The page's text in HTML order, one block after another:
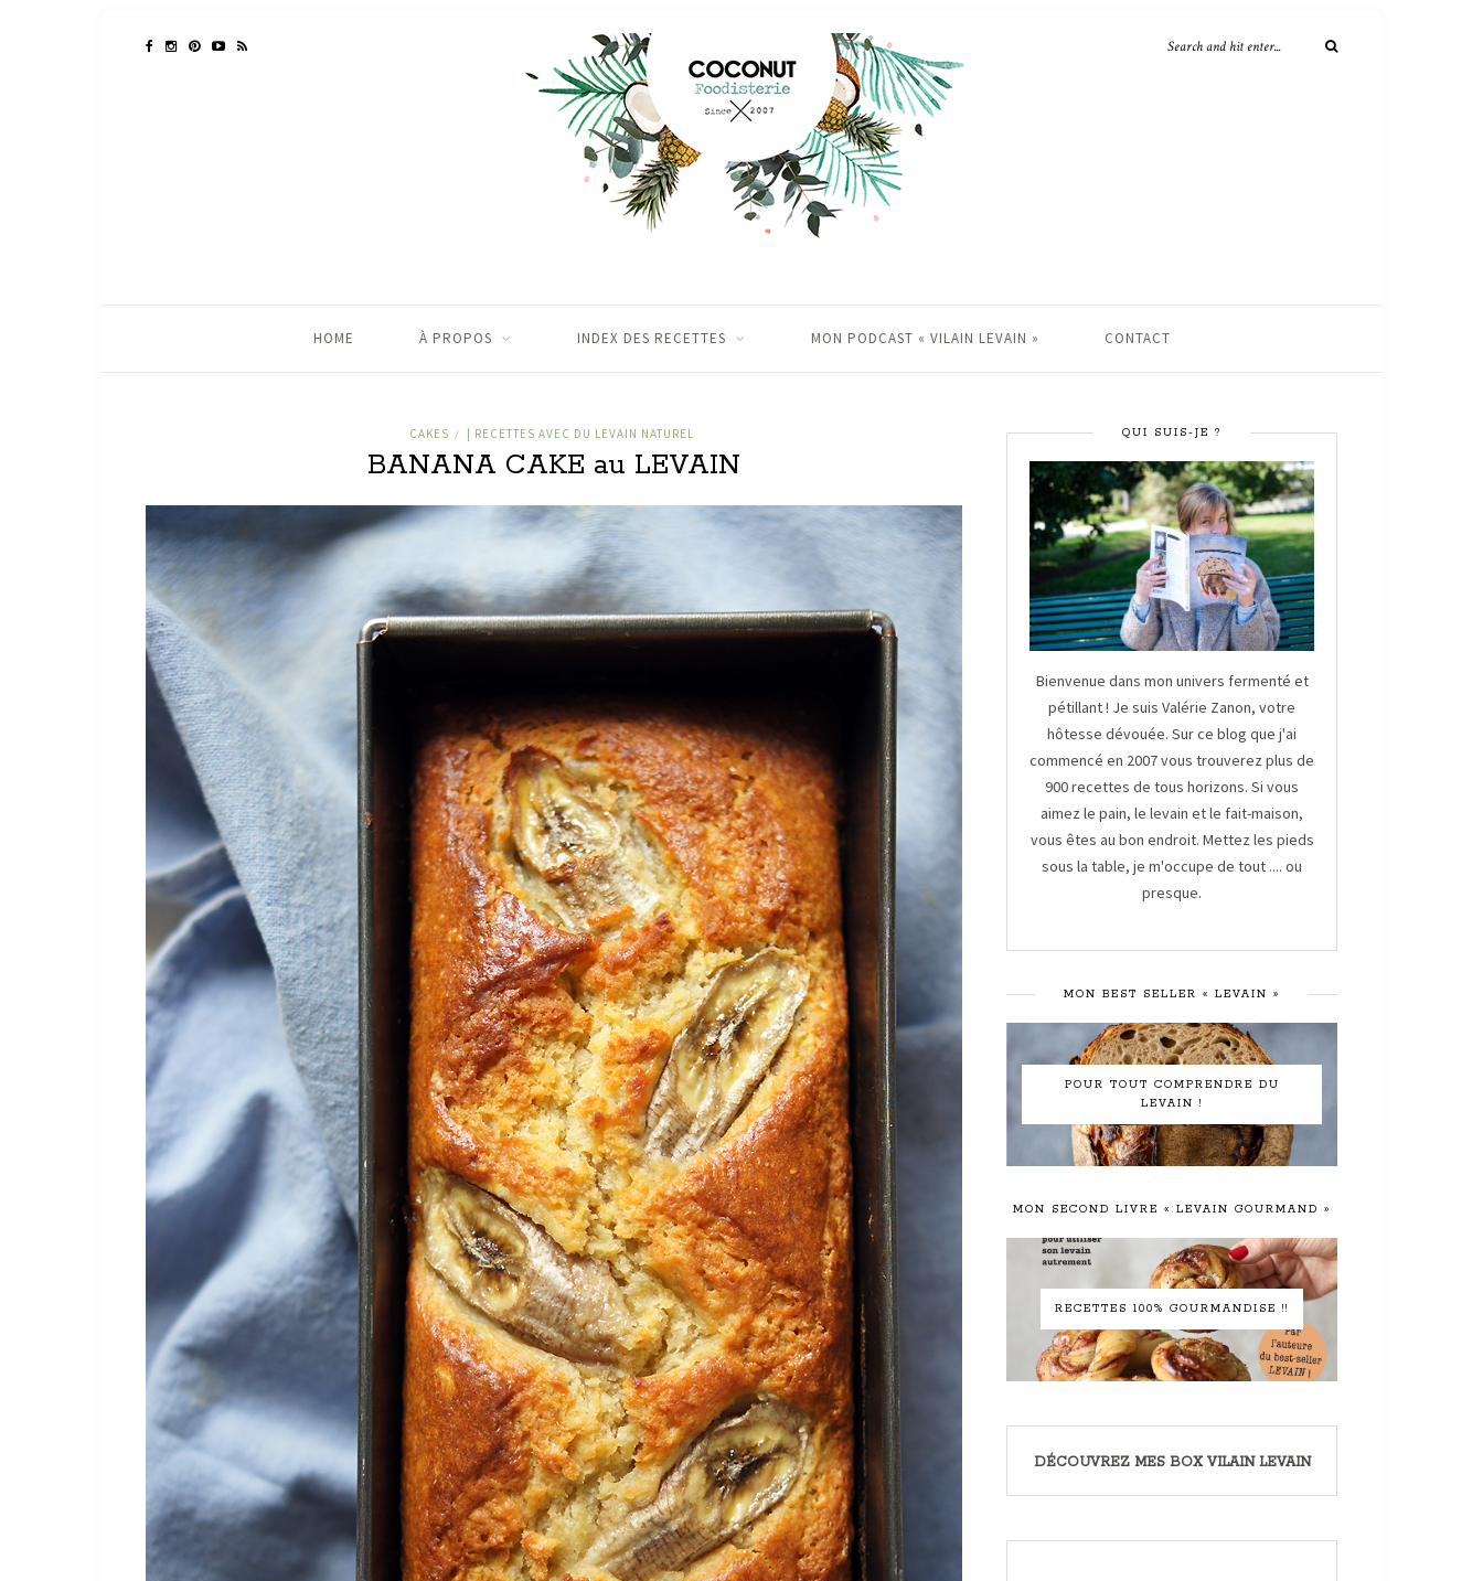
HOME À PROPOS INDEX DES RECETTES MON PODCAST « VILAIN LEVAIN » CONTACT
CAKES / | RECETTES AVEC DU LEVAIN NATUREL
BANANA CAKE au LEVAIN
QUI SUIS-JE ?
Bienvenue dans mon univers fermenté et
pétillant ! Je suis Valérie Zanon, votre
hôtesse dévouée. Sur ce blog que j'ai
commencé en 2007 vous trouverez plus de
900 recettes de tous horizons. Si vous
aimez le pain, le levain et le fait-maison,
vous êtes au bon endroit. Mettez les pieds
sous la table, je m'occupe de tout .... ou
presque.
MON BEST SELLER « LEVAIN »
POUR TOUT COMPRENDRE DU
LEVAIN !
MON SECOND LIVRE « LEVAIN GOURMAND »
RECETTES 100% GOURMANDISE !!
DÉCOUVREZ MES BOX VILAIN LEVAIN